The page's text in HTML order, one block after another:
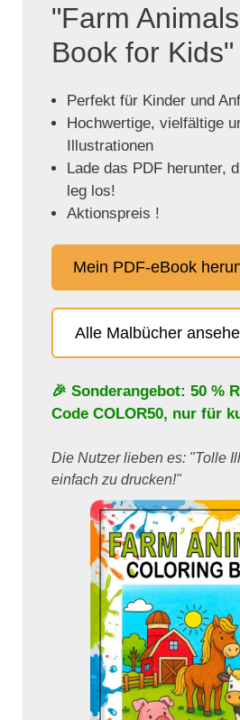
"Farm
Book for
Perfekt für Kinder und
Hochwertige, vielfältige
Illustrationen
Lade das PDF herunter,
leg los!
Aktionspreis !
Mein PDF-eBook
Alle Malbücher
🎉 Sonderangebot: 50 %
Code COLOR50, nur für
Die Nutzer lieben es: "Tolle
einfach zu drucken!"